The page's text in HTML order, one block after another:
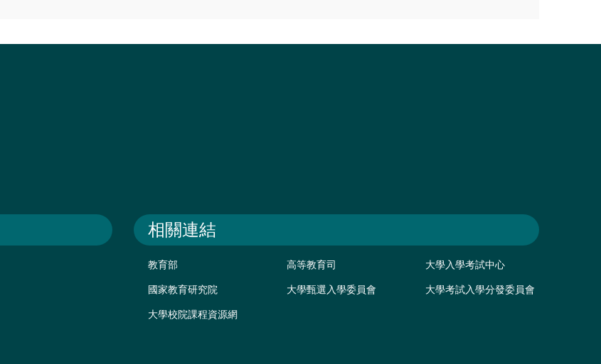
相關連結
教育部 高等教育司 大學入學考試中心
國家教育研究院 大學甄選入學委員會 大學考試入學分發委員會
大學校院課程資源網